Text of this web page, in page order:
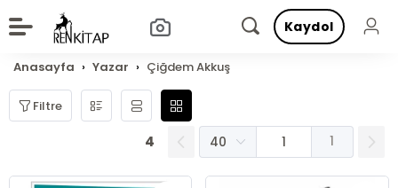
Kaydol
Anasayfa Yazar Çiğdem Akkuş
Filtre
4 1